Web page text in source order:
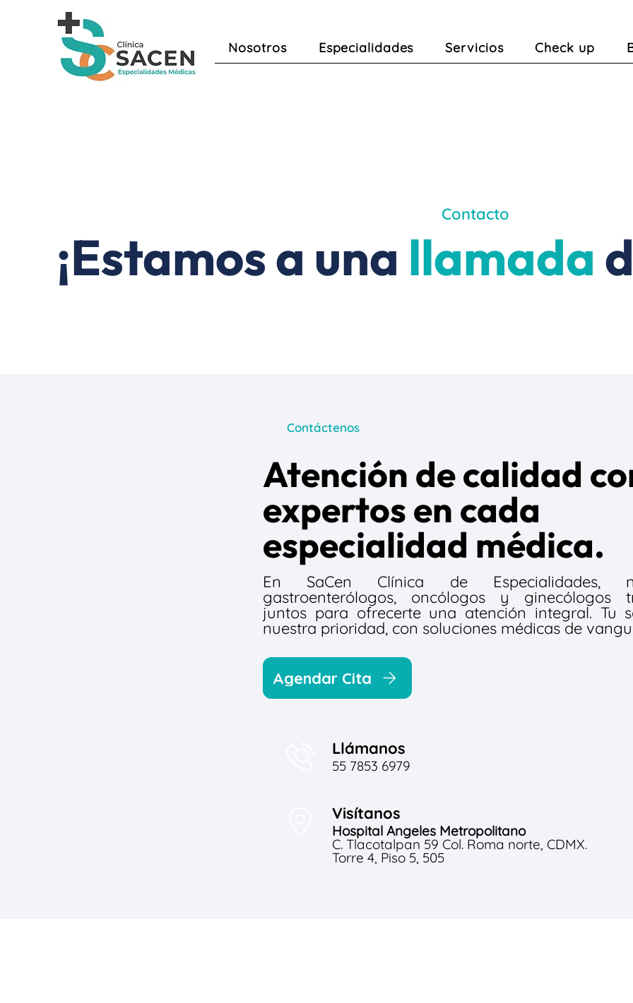
Nosotros Especialidades Servicios Check up
Contacto
¡Estamos a una llamada
Contáctenos
Atención de calidad
expertos en cada
especialidad médica.
En SaCen Clínica de Especialidades,
gastroenterólogos, oncólogos y ginecólogos
juntos para ofrecerte una atención integral. Tu
nuestra prioridad, con soluciones médicas de
Agendar Cita
Llámanos
55 7853 6979
Visítanos
Hospital Angeles Metropolitano
C. Tlacotalpan 59 Col. Roma norte, CDMX.
Torre 4, Piso 5, 505